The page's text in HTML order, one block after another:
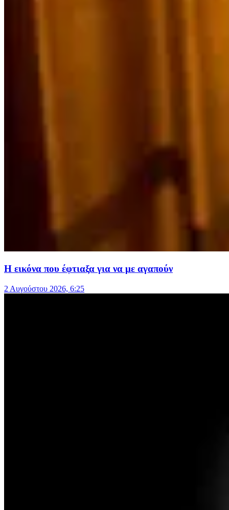
Η εικόνα που έφτιαξα για να με αγαπούν
2 Αυγούστου 2026, 6:25